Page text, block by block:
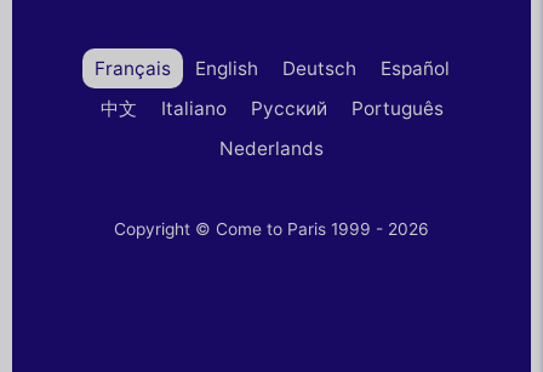
Français English Deutsch
Español
中文
Italiano Русский
Português
Nederlands
Copyright © Come to Paris 1999 - 2026